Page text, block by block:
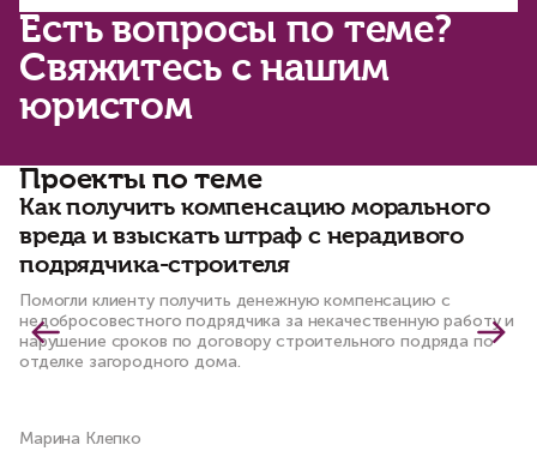
Есть вопросы по теме?
Свяжитесь с нашим
юристом
Проекты по теме
Как получить компенсацию морального
вреда и взыскать штраф с нерадивого
подрядчика-строителя
Помогли клиенту получить денежную компенсацию с
недобросовестного подрядчика за некачественную работу и
нарушение сроков по договору строительного подряда по
отделке загородного дома.
Марина Клепко